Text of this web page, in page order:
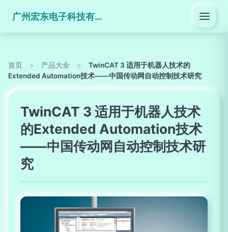
广州宏东电子科技有限公司
首页 > 产品大全 >
TwinCAT 3 适用于机器人技术的
Extended Automation技术——中国传动网自动控制技术研究
TwinCAT 3 适用于机器人技术
的Extended Automation技术
——中国传动网自动控制技术研
究